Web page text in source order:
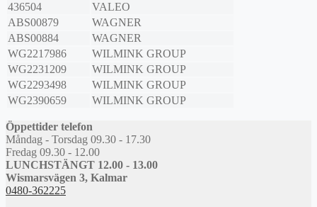
436504
VALEO
ABS00879
WAGNER
ABS00884
WAGNER
WG2217986
WILMINK GROUP
WG2231209
WILMINK GROUP
WG2293498
WILMINK GROUP
WG2390659
WILMINK GROUP
Öppettider telefon
Måndag - Torsdag 09.30 - 17.30
Fredag 09.30 - 12.00
LUNCHSTÄNGT 12.00 - 13.00
Wismarsvägen 3, Kalmar
0480-362225